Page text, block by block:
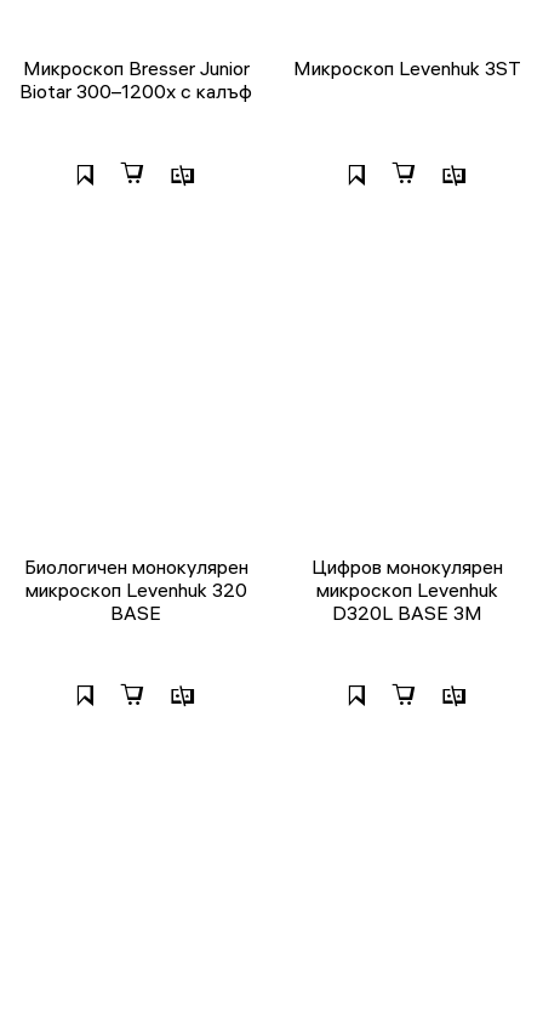
Микроскоп Bresser Junior
Biotar 300–1200x с калъф
Микроскоп Levenhuk 3ST
Биологичен монокулярен
микроскоп Levenhuk 320
BASE
Цифров монокулярен
микроскоп Levenhuk
D320L BASE 3M